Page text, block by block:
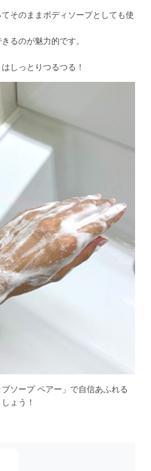
そのままボディソープとしても使
るのが魅力的です。
ソープ ペアー」で自信あふれる
ょう！